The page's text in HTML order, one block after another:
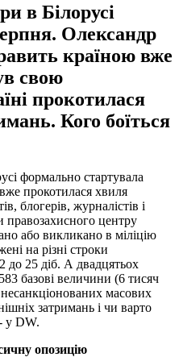
в Білорусі
Олександр
країною вже
свою
прокотилася
Кого боїться
формально стартувала
прокотилася хвиля
блогерів, журналістів і
правозахисного центру
або викликано в міліцію
на різні строки
до 25 діб. А двадцятьох
базові величини (6 тисяч
масових
затримань і чи варто
у DW.
опозицію